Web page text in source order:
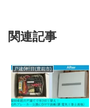
関連記事
戸建6軒目(豊前市)